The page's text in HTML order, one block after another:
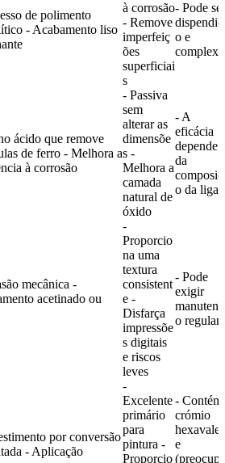
de polimento
- Acabamento liso
à corrosão
- Remove
imperfeiç
ões
superficiai
s
- Pode ser
o e
complexo
ácido que remove
de ferro - Melhora a
à corrosão
- Passiva
sem
alterar as
dimensõe
s -
Melhora a
camada
natural de
óxido
- A
eficácia
depende
da
o da liga
mecânica -
acetinado ou
-
Proporcio
na uma
textura
consistent
e -
Disfarça
impressõe
s digitais
e riscos
leves
- Pode
exigir
o regular
por conversão
- Aplicação
-
Excelente
primário
para
pintura -
Proporcio
- Contém
crómio
e
(preocupa